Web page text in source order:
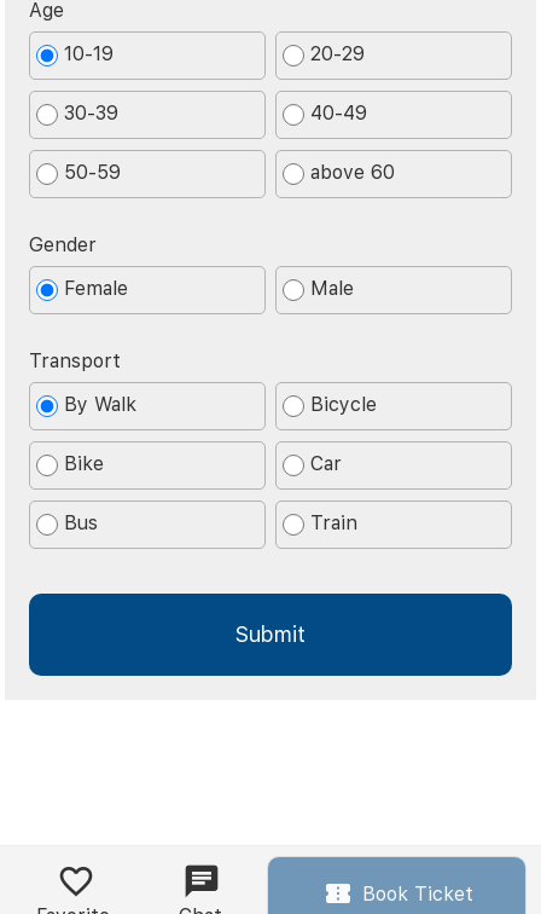
Age
10-19
20-29
30-39 40-49
50-59 above 60
Gender
Female
Male
Transport
By Walk
Bicycle
Bike Car
Bus Train
Book Ticket